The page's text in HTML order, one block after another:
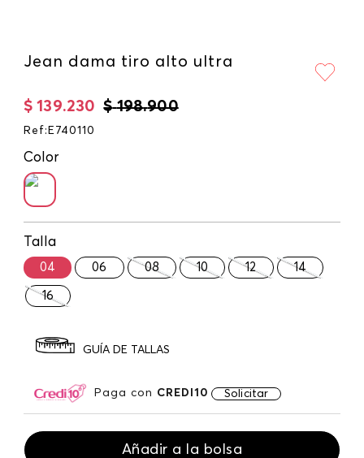
Jean dama tiro alto ultra
$ 198.900
$ 139.230
Ref : E740110
Color
Talla
04 06 08 10 12 14
16
GUÍA DE TALLAS
Paga con CREDI10 Solicitar
Añadir a la bolsa